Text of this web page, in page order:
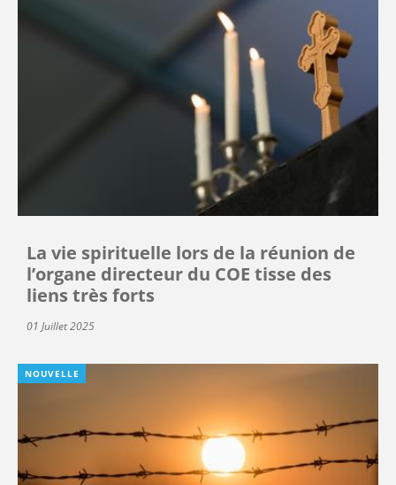
La vie spirituelle lors de la réunion de
l’organe directeur du COE tisse des
liens très forts
01 Juillet 2025
NOUVELLE